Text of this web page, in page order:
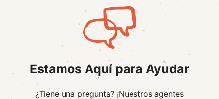
Estamos Aquí para Ayudar
¿Tiene una pregunta? ¡Nuestros agentes